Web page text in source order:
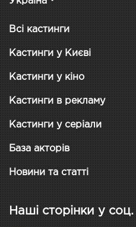
Всі кастинги
Кастинги у Києві
Кастинги у кіно
Кастинги в рекламу
Кастинги у серіали
База акторів
Новини та статті
Наші сторінки у